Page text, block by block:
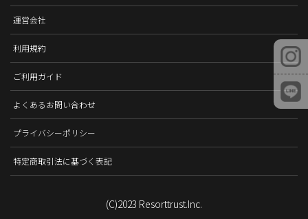
運営会社
利用規約
ご利用ガイド
よくあるお問い合わせ
プライバシーポリシー
特定商取引法に基づく表記
(C)2023 Resorttrust.Inc.